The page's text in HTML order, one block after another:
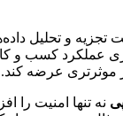
تجزیه و تحلیل
عملکرد کسب و
موثرتری عرضه کند.
نه تنها امنیت را